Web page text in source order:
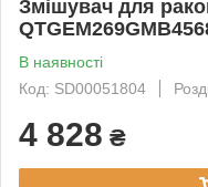
Змішувач для
В наявності
Код: SD00051804
4 828 ₴